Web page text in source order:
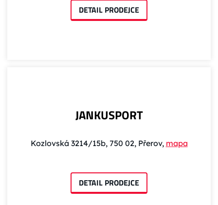
DETAIL PRODEJCE
JANKUSPORT
Kozlovská 3214/15b, 750 02, Přerov, mapa
DETAIL PRODEJCE